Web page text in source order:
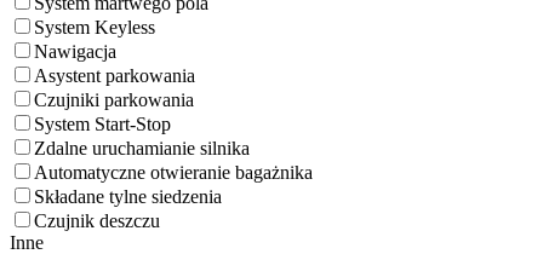
System Keyless
Nawigacja
Asystent parkowania
Czujniki parkowania
System Start-Stop
Zdalne uruchamianie silnika
Automatyczne otwieranie bagażnika
Składane tylne siedzenia
Czujnik deszczu
Inne